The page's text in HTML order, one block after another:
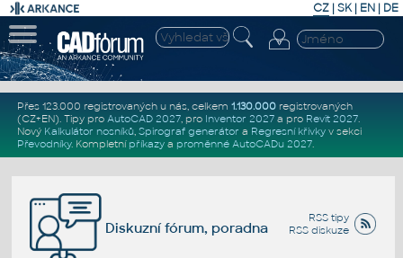
CZ | SK| EN | DE
Přes 123.000 registrovaných u nás, celkem 1.130.000registrovaných
(CZ+EN). Tipy pro AutoCAD 2027, pro Inventor 2027a pro Revit 2027.
Nový Kalkulátor nosníků, Spirograf generátor a Regresní křivkyv sekci
Převodníky. Kompletní příkazya proměnné AutoCADu 2027.
RSS tipy
RSS diskuze
Diskuzní fórum, poradna